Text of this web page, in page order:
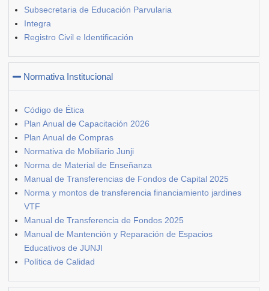
Subsecretaria de Educación Parvularia
Integra
Registro Civil e Identificación
Normativa Institucional
Código de Ética
Plan Anual de Capacitación 2026
Plan Anual de Compras
Normativa de Mobiliario Junji
Norma de Material de Enseñanza
Manual de Transferencias de Fondos de Capital 2025
Norma y montos de transferencia financiamiento jardines
VTF
Manual de Transferencia de Fondos 2025
Manual de Mantención y Reparación de Espacios
Educativos de JUNJI
Política de Calidad